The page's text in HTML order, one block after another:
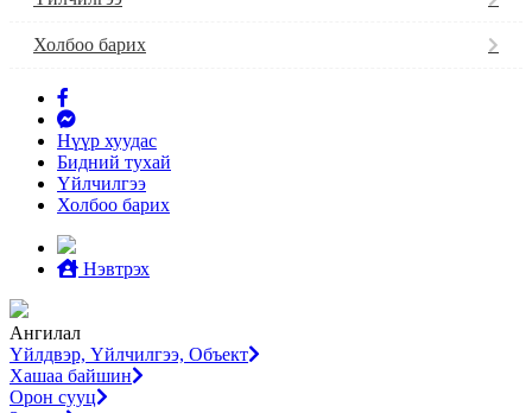
Холбоо барих
Нүүр хуудас
Бидний тухай
Үйлчилгээ
Холбоо барих
Нэвтрэх
Ангилал
Үйлдвэр, Үйлчилгээ, Объект
Хашаа байшин
Орон сууц